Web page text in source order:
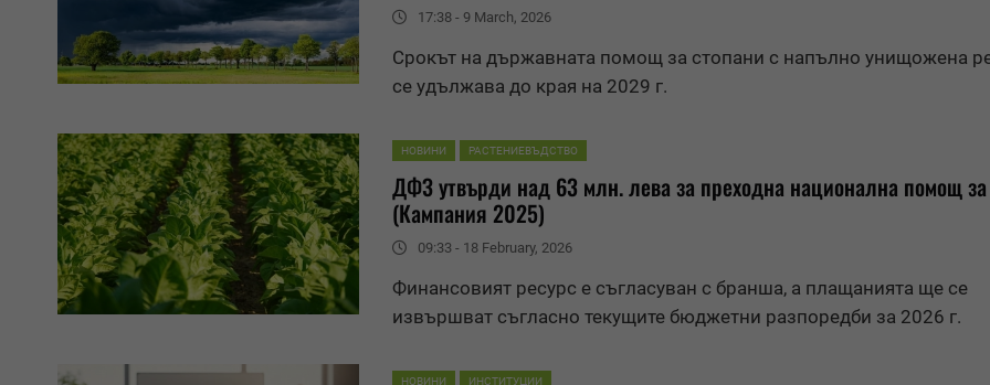
17:38 - 9 March, 2026
Срокът на държавната помощ за стопани с напълно унищожена
се удължава до края на 2029 г.
НОВИНИ РАСТЕНИЕВЪДСТВО
ДФЗ утвърди над 63 млн. лева за преходна национална помощ
(Кампания 2025)
09:33 - 18 February, 2026
Финансовият ресурс е съгласуван с бранша, а плащанията ще се
извършват съгласно текущите бюджетни разпоредби за 2026 г.
НОВИНИ ИНСТИТУЦИИ